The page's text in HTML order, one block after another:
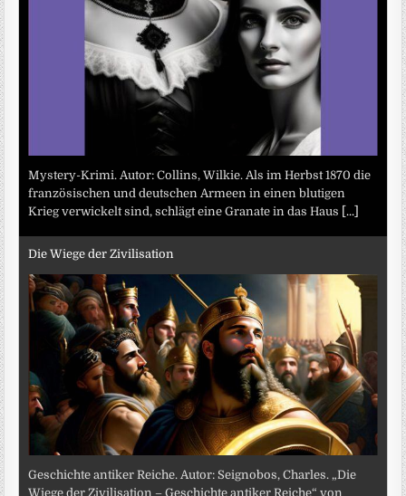
Mystery-Krimi. Autor: Collins, Wilkie. Als im Herbst 1870 die
französischen und deutschen Armeen in einen blutigen
Krieg verwickelt sind, schlägt eine Granate in das Haus [...]
Die Wiege der Zivilisation
Geschichte antiker Reiche. Autor: Seignobos, Charles. „Die
Wiege der Zivilisation – Geschichte antiker Reiche“ von